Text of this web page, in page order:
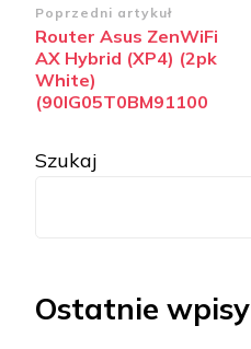
Zobacz
wpisy
Poprzedni artykuł
Router Asus ZenWiFi
AX Hybrid (XP4) (2pk
White)
(90IG05T0BM91100
Szukaj
Ostatnie wpisy